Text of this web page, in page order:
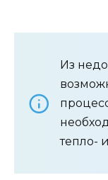
Из
тепло-